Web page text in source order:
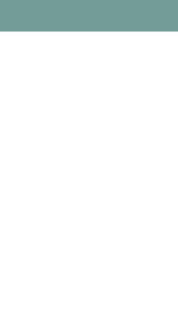
direct